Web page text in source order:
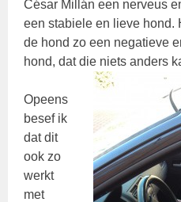
César Millán een nerveus
een stabiele en lieve hond.
de hond zo een negatieve
hond, dat die niets anders
Opeens
besef ik
dat dit
ook zo
werkt
met